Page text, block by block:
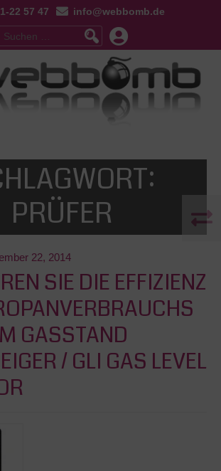
22 57 47
info@webbomb.de
nach:
PRÜFER
22, 2014
SIE DIE EFFIZIENZ
GASSTAND
/ GLI GAS LEVEL